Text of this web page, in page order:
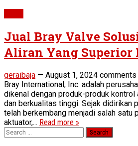
Jual Bray Valve
Aliran Yang Superior
geraibaja — August 1, 2024
Bray International, Inc. adalah
dikenal dengan produk-produk kontrol
dan berkualitas tinggi. Sejak didirikan
telah berkembang menjadi salah satu
aktuator,... Read more »
Search
for: